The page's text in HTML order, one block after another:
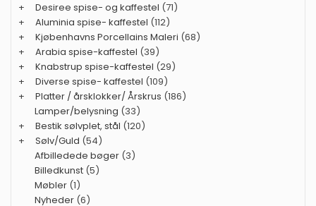
+
Desiree spise- og kaffestel (71)
+
Aluminia spise- kaffestel (112)
+
Kjøbenhavns Porcellains Maleri (68)
+
Arabia spise-kaffestel (39)
+
Knabstrup spise-kaffestel (29)
+
Diverse spise- kaffestel (109)
+
Platter / årsklokker/ Årskrus (186)
Lamper/belysning (33)
+
Bestik sølvplet, stål (120)
+
Sølv/Guld (54)
Afbilledede bøger (3)
Billedkunst (5)
Møbler (1)
Nyheder (6)